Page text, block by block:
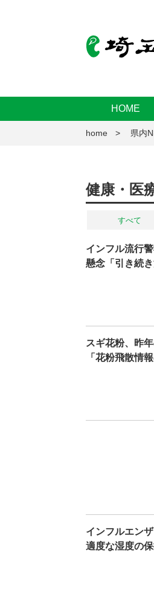
HOME
home 県内
健康・医
すべて
インフル流行
懸念「引き続き
スギ花粉、昨
「花粉飛散情
インフルエン
適度な湿度の